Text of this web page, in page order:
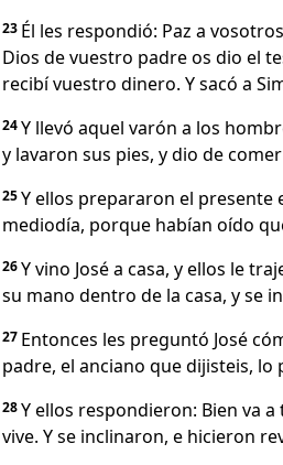
23 Él les respondió: Paz a
Dios de vuestro padre os dio el
recibí vuestro dinero. Y sacó a
24Y llevó aquel varón a los
y lavaron sus pies, y dio de
25Y ellos prepararon el presente
mediodía, porque habían oído
26Y vino José a casa, y ellos le
su mano dentro de la casa, y se
27 Entonces les preguntó José
padre, el anciano que dijisteis, lo
28Y ellos respondieron: Bien va
vive. Y se inclinaron, e hicieron